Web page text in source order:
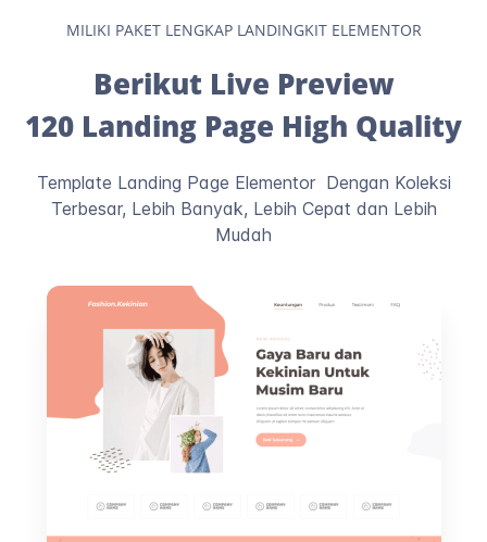
MILIKI PAKET LENGKAP LANDINGKIT ELEMENTOR
Berikut Live Preview
120 Landing Page High Quality
Template Landing Page Elementor Dengan Koleksi
Terbesar, Lebih Banyak, Lebih Cepat dan Lebih
Mudah